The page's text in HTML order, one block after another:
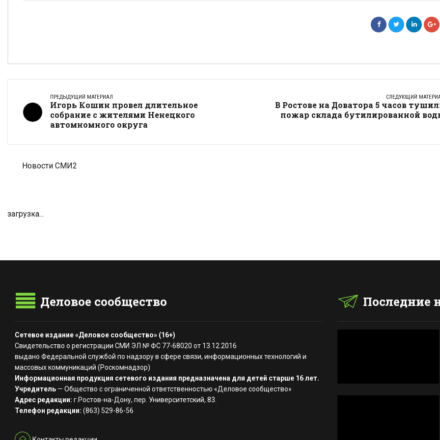
ПРЕДЫДУЩИЙ МАТЕРИАЛ
Игорь Кошин провел длительное
собрание с жителями Ненецкого
автомномного округа
СЛЕДУЮЩИЙ
В Ростове на Доватора 5 часов
пожар склада бутилированной
Новости СМИ2
загрузка...
Деловое сообщество
Сетевое издание «Деловое сообщество» (16+)
Свидетельство о регистрации СМИ ЭЛ № ФС 77-68020 от 13.12.2016
выдано Федеральной службой по надзору в сфере связи, информационных технологий и
массовых коммуникаций (Роскомнадзор)
Информационная продукция сетевого издания предназначена для детей старше 16 лет.
Учредитель — Общество с ограниченной ответственностью «Деловое сообщество»
Адрес редакции: г.Ростов-на-Дону, пер. Университетский, 83.
Телефон редакции: (863) 529-86-56
Последние